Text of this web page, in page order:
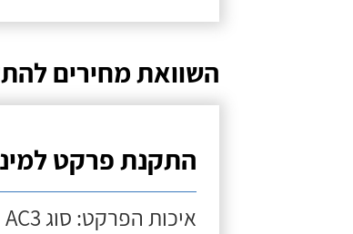
השוואת מחירים
התקנת פרקט
איכות הפרקט: סוג AC3